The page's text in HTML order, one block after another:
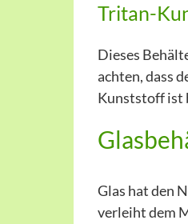
Tritan-
Dieses
achten, dass
Kunststoff ist
Glas hat den
verleiht dem